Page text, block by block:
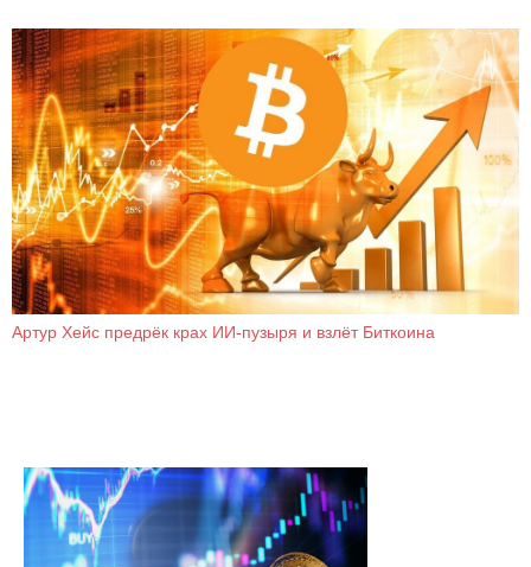
Артур Хейс предрёк крах ИИ-пузыря и взлёт Биткоина